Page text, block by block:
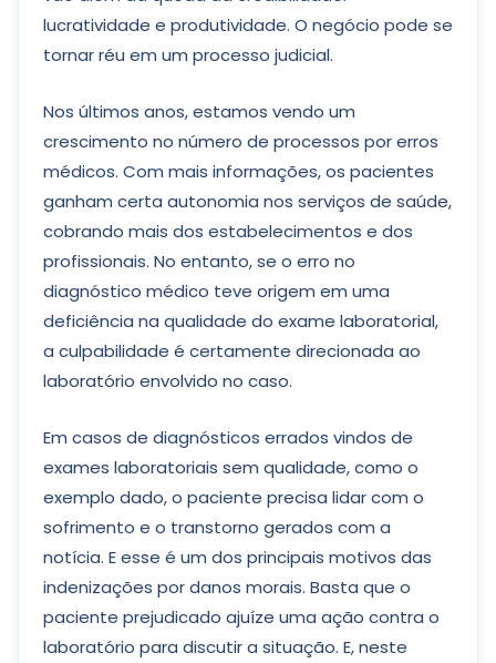
lucratividade e produtividade. O negócio pode se
tornar réu em um processo judicial.
Nos últimos anos, estamos vendo um
crescimento no número de processos por erros
médicos. Com mais informações, os pacientes
ganham certa autonomia nos serviços de saúde,
cobrando mais dos estabelecimentos e dos
profissionais. No entanto, se o erro no
diagnóstico médico teve origem em uma
deficiência na qualidade do exame laboratorial,
a culpabilidade é certamente direcionada ao
laboratório envolvido no caso.
Em casos de diagnósticos errados vindos de
exames laboratoriais sem qualidade, como o
exemplo dado, o paciente precisa lidar com o
sofrimento e o transtorno gerados com a
notícia. E esse é um dos principais motivos das
indenizações por danos morais. Basta que o
paciente prejudicado ajuíze uma ação contra o
laboratório para discutir a situação. E, neste